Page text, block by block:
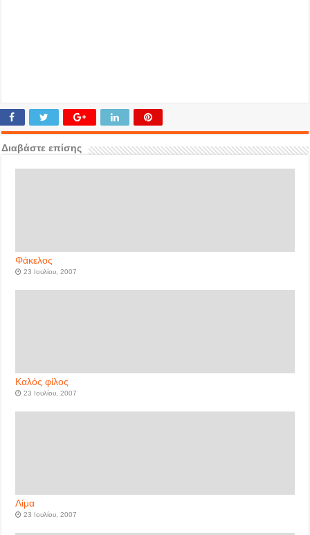
Διαβάστε επίσης
Φάκελος
23 Ιουλίου, 2007
Καλός φίλος
23 Ιουλίου, 2007
Λίμα
23 Ιουλίου, 2007